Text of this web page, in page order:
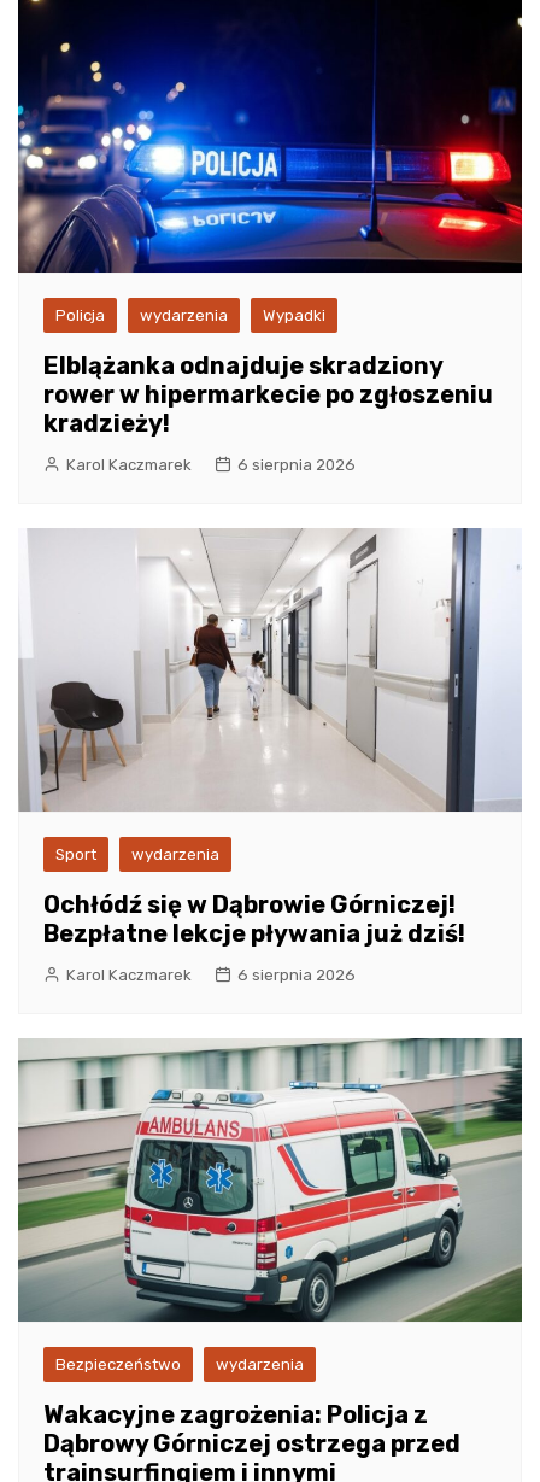
Policja wydarzenia Wypadki
Elblążanka odnajduje skradziony
rower w hipermarkecie po zgłoszeniu
kradzieży!
Karol Kaczmarek 6 sierpnia 2026
Sport wydarzenia
Ochłódź się w Dąbrowie Górniczej!
Bezpłatne lekcje pływania już dziś!
Karol Kaczmarek 6 sierpnia 2026
Bezpieczeństwo wydarzenia
Wakacyjne zagrożenia: Policja z
Dąbrowy Górniczej ostrzega przed
trainsurfingiem i innymi